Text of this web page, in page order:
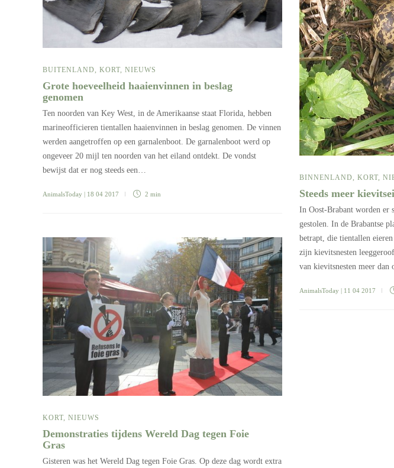
BUITENLAND KORT NIEUWS
Grote hoeveelheid haaienvinnen in beslag
genomen
Ten noorden van Key West, in de Amerikaanse staat Florida, hebben
marineofficieren tientallen haaienvinnen in beslag genomen. De vinnen
werden aangetroffen op een garnalenboot. De garnalenboot werd op
ongeveer 20 mijl ten noorden van het eiland ontdekt. De vondst
bewijst dat er nog steeds een…
AnimalsToday | 18 04 2017 2 min
BINNENLAND KORT
Steeds meer
In Oost-Brabant worden er
gestolen. In de Brabantse
betrapt, die tientallen
zijn kievitsnesten
van kievitsnesten meer dan
AnimalsToday | 11 04 2017
KORT, NIEUWS
Demonstraties tijdens Wereld Dag tegen Foie
Gras
Gisteren was het Wereld Dag tegen Foie Gras. Op deze dag wordt extra